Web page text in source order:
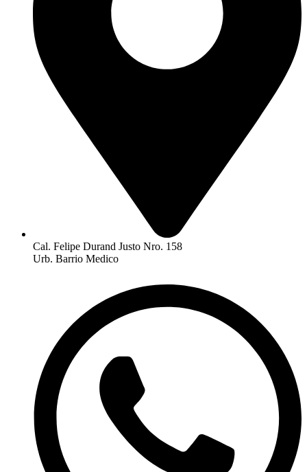
Cal. Felipe Durand Justo Nro. 158
Urb. Barrio Medico